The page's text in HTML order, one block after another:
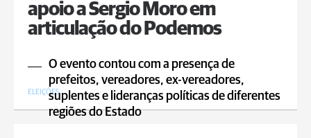
apoio a Sergio Moro em
articulação do Podemos
O evento contou com a presença de
prefeitos, vereadores, ex-vereadores,
suplentes e lideranças políticas de diferentes
regiões do Estado
ELEIÇÕES